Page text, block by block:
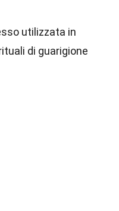
utilizzata in
di guarigione